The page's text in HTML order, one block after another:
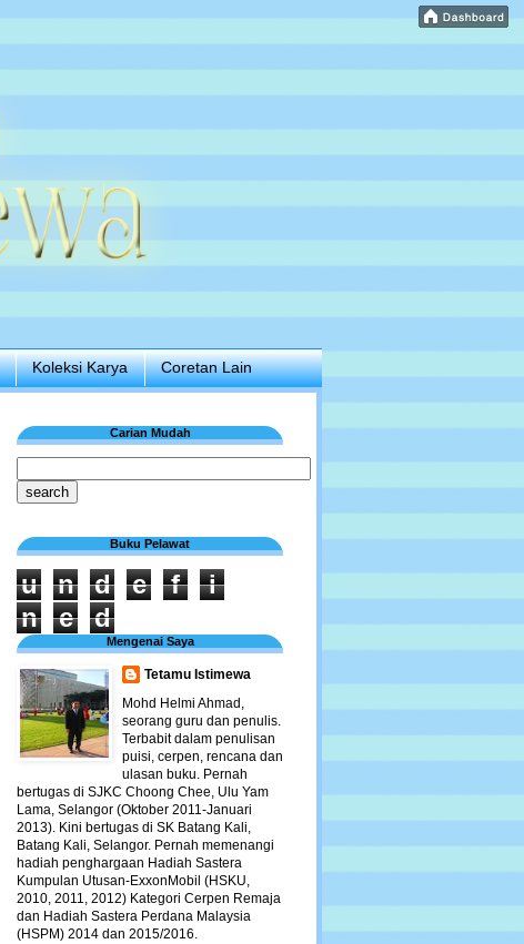
Koleksi Karya Coretan Lain
Carian Mudah
Buku Pelawat
u n d e f
i
n
e d
Mengenai Saya
Tetamu Istimewa
Mohd Helmi Ahmad,
seorang guru dan penulis.
Terbabit dalam penulisan
puisi, cerpen, rencana dan
ulasan buku. Pernah
bertugas di SJKC Choong Chee, Ulu Yam
Lama, Selangor (Oktober 2011-Januari
2013). Kini bertugas di SK Batang Kali,
Batang Kali, Selangor. Pernah memenangi
hadiah penghargaan Hadiah Sastera
Kumpulan Utusan-ExxonMobil (HSKU,
2010, 2011, 2012) Kategori Cerpen Remaja
dan Hadiah Sastera Perdana Malaysia
(HSPM) 2014 dan 2015/2016.